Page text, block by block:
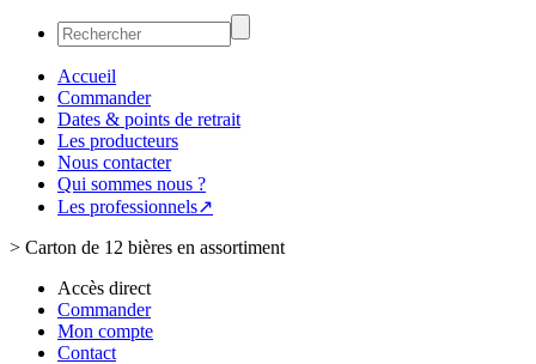
Accueil
Commander
Dates & points de retrait
Les producteurs
Nous contacter
Qui sommes nous ?
Les professionnels↗
> Carton de 12 bières en assortiment
Accès direct
Commander
Mon compte
Contact